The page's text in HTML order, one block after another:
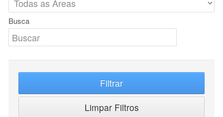
Busca
Filtrar
Limpar Filtros